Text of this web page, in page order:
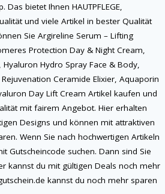
Das bietet Ihnen HAUTPFLEGE,
und viele Artikel in bester Qualität
Sie Argireline Serum – Lifting
Protection Day & Night Cream,
Hydro Spray Face & Body,
Ceramide Elixier, Aquaporin
Day Lift Cream Artikel kaufen und
mit fairem Angebot. Hier erhalten
Designs und können mit attraktiven
Wenn Sie nach hochwertigen Artikeln
Gutscheincode suchen. Dann sind Sie
kannst du mit gültigen Deals noch mehr
kannst du noch mehr sparen